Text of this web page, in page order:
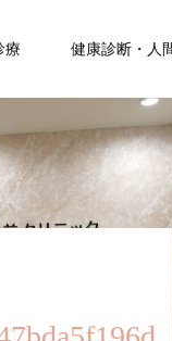
療 健康診断・人